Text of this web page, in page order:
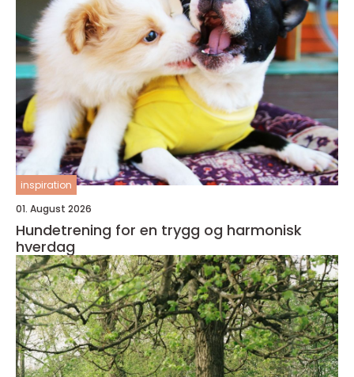
inspiration
01. August 2026
Hundetrening for en trygg og harmonisk
hverdag